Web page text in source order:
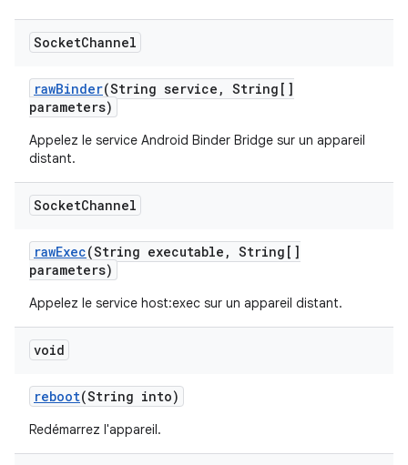
SocketChannel
rawBinder(String service , String[]
parameters)
Appelez le service Android Binder Bridge sur un appareil
distant.
SocketChannel
rawExec(String executable , String[]
parameters)
Appelez le service host:exec sur un appareil distant.
void
reboot(String into)
Redémarrez l'appareil.